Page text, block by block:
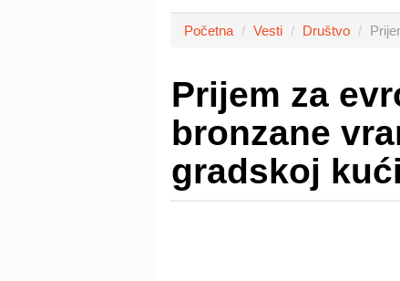
Početna Vesti Društvo
Prijem za
bronzane
gradskoj kući